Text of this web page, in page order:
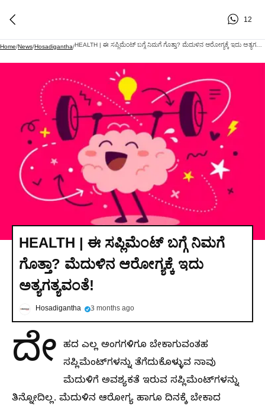
12
Home/News/Hosadigantha/
HEALTH | ಈ ಸಪ್ಲಿಮೆಂಟ್‌ ಬಗ್ಗೆ ನಿಮಗೆ
ಗೊತ್ತಾ? ಮೆದುಳಿನ ಆರೋಗ್ಯಕ್ಕೆ ಇದು
ಅತ್ಯಗತ್ಯವಂತೆ!
Hosadigantha 3 months ago
ದೇ ಹದ ಎಲ್ಲ ಅಂಗಗಳಿಗೂ ಬೇಕಾಗುವಂತಹ
ಸಪ್ಲಿಮೆಂಟ್‌ಗಳನ್ನು ತೆಗೆದುಕೊಳ್ಳುವ ನಾವು
ಮೆದುಳಿಗೆ ಅವಶ್ಯಕತೆ ಇರುವ ಸಪ್ಲಿಮೆಂಟ್‌ಗಳನ್ನು
ತಿನ್ನೋದಿಲ್ಲ. ಮೆದುಳಿನ ಆರೋಗ್ಯ ಹಾಗೂ ದಿನಕ್ಕೆ ಬೇಕಾದ